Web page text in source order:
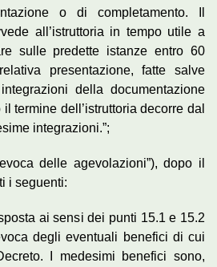
o di completamento. Il
all’istruttoria in tempo utile a
sulle predette istanze entro 60
presentazione, fatte salve
della documentazione
termine dell’istruttoria decorre dal
integrazioni.”;
delle agevolazioni”), dopo il
i seguenti:
ai sensi dei punti 15.1 e 15.2
degli eventuali benefici di cui
I medesimi benefici sono,